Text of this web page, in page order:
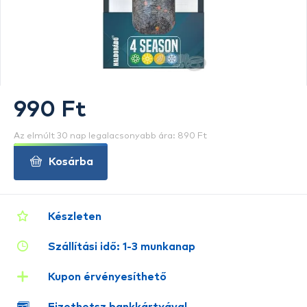
Készleten
Szállítási idő: 1-3 munkanap
Kupon érvényesíthető
990 Ft
Az elmúlt 30 nap legalacsonyabb ára: 890 Ft
Kosárba